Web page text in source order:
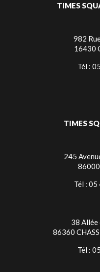
TIMES
982
16430
Tél :
TIMES
245
Tél :
38 Allée
86360
Tél :